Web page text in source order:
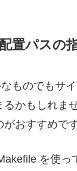
置パスの
ものでもサ
かもしれま
おすすめです
を使